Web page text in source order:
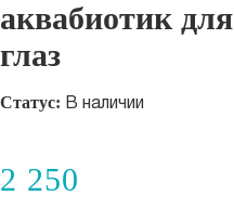
аквабиотик для
глаз
Статус: В наличии
2 250